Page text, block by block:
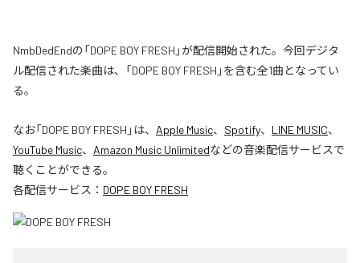
NmbDedEndの「DOPE BOY FRESH」が配信開始された。今回デジタ
ル配信された楽曲は、「DOPE BOY FRESH」を含む全1曲となってい
る。
なお「DOPE BOY FRESH 」は、 Apple Music、 Spotify、 LINE MUSIC、
YouTube Music、 Amazon Music Unlimitedなどの音楽配信サービスで
聴くことができる。
各配信サービス： DOPE BOY FRESH